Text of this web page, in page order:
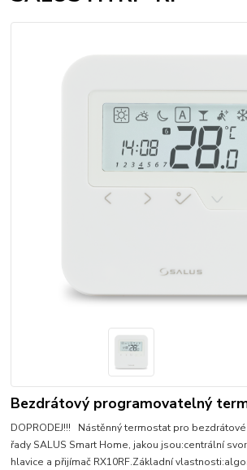
Bezdrátový programovatelný
DOPRODEJ!!! Nástěnný termostat pro
řady SALUS Smart Home, jakou jsou:centrální
hlavice a přijímač RX10RF.Základní